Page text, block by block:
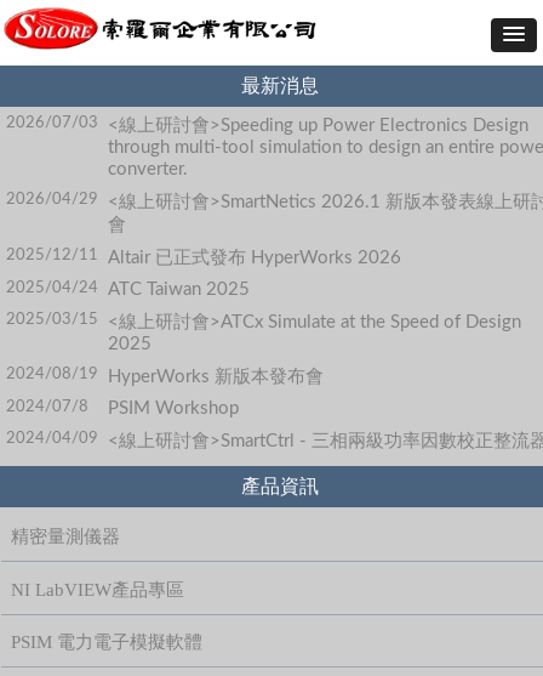
最新消息
2026/07/03
<線上研討會>Speeding up Power Electronics Design
through multi-tool simulation to design an entire
converter.
2026/04/29
<線上研討會>SmartNetics 2026.1 新版本發表線上研
會
2025/12/11 Altair 已正式發布 HyperWorks 2026
2025/04/24 ATC Taiwan 2025
2025/03/15
<線上研討會>ATCx Simulate at the Speed of Design
2025
2024/08/19 HyperWorks 新版本發布會
2024/07/8 PSIM Workshop
2024/04/09 <線上研討會>SmartCtrl - 三相兩級功率因數校正整流
產品資訊
精密量測儀器
NI LabVIEW產品專區
PSIM 電力電子模擬軟體